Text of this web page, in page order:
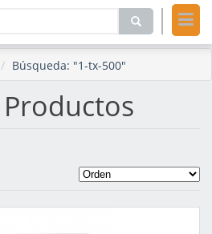
Búsqueda: "1-tx-500"